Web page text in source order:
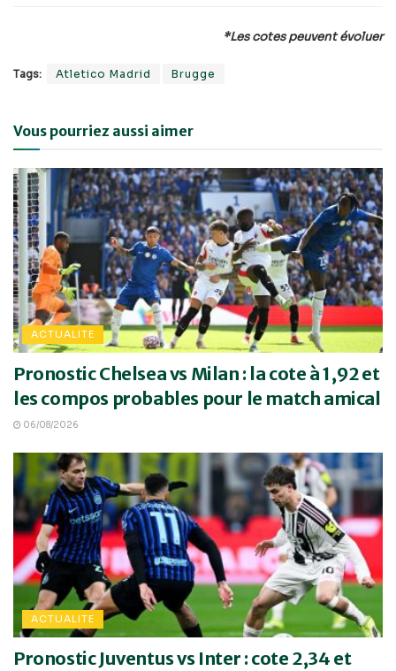
*Les cotes peuvent évoluer
Tags: Atletico Madrid Brugge
Vous pourriez aussi aimer
ACTUALITE
Pronostic Chelsea vs Milan : la cote à 1,92 et
les compos probables pour le match amical
06/08/2026
ACTUALITE
Pronostic Juventus vs Inter : cote 2,34 et